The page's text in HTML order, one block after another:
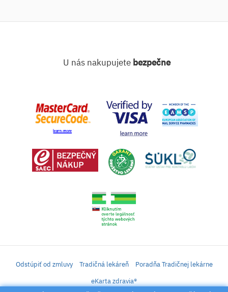
U nás nakupujete bezpečne
Odstúpiť od zmluvy Tradičná lekáreň
Poradňa Tradičnej lekárne
eKarta zdravia®